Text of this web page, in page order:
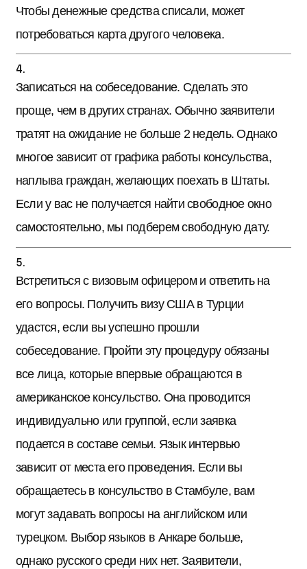
Чтобы денежные средства списали, может
потребоваться карта другого человека.
Записаться на собеседование. Сделать это
проще, чем в других странах. Обычно заявители
тратят на ожидание не больше 2 недель. Однако
многое зависит от графика работы консульства,
наплыва граждан, желающих поехать в Штаты.
Если у вас не получается найти свободное окно
самостоятельно, мы подберем свободную дату.
Встретиться с визовым офицером и ответить на
его вопросы. Получить визу США в Турции
удастся, если вы успешно прошли
собеседование. Пройти эту процедуру обязаны
все лица, которые впервые обращаются в
американское консульство. Она проводится
индивидуально или группой, если заявка
подается в составе семьи. Язык интервью
зависит от места его проведения. Если вы
обращаетесь в консульство в Стамбуле, вам
могут задавать вопросы на английском или
турецком. Выбор языков в Анкаре больше,
однако русского среди них нет. Заявители,